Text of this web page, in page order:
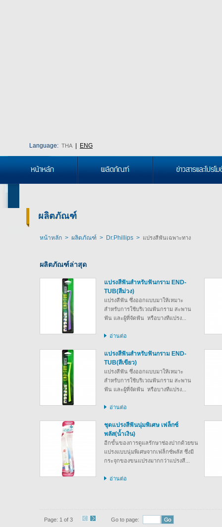
Language: THA ENG
ผลิตภัณฑ์
หน้าหลัก > ผลิตภัณฑ์ > Dr.Phillips > แปรงสีฟันเฉพาะทาง
ผลิตภัณฑ์ล่าสุด
แปรงสีฟันสำหรับฟันกราม END-
TUB(สีม่วง)
แปรงสีฟัน ซึ่งออกแบบมาให้เหมาะ
สำหรับการใช้บริเวณฟันกราม สะพาน
ฟัน และผู้ที่จัดฟัน หรือบางทีแปรง...
อ่านต่อ
แปรงสีฟันสำหรับฟันกราม END-
TUB(สีเขียว)
แปรงสีฟัน ซึ่งออกแบบมาให้เหมาะ
สำหรับการใช้บริเวณฟันกราม สะพาน
ฟัน และผู้ที่จัดฟัน หรือบางทีแปรง...
อ่านต่อ
ชุดแปรงสีฟันนุ่มพิเศษ เฟล็กซ์
พลัส(น้ำเงิน)
อีกขั้นของการดูแลรักษาช่องปากด้วยขน
แปรงแบบนุ่มพิเศษจากเฟล็กซ์พลัส ซึ่งมี
กระจุกของขนแปรงมากกว่าแปรงสี...
อ่านต่อ
Page: 1 of 3 Go to page: